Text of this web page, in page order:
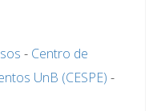
- Centro de
UnB (CESPE) -